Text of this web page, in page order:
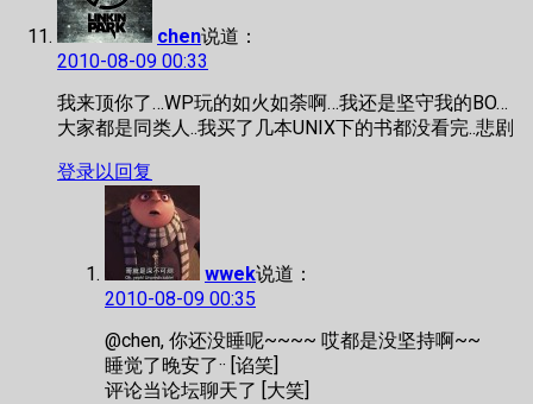
chen说道：
2010-08-09 00:33
我来顶你了…WP玩的如火如荼啊…我还是坚守我的BO…
大家都是同类人..我买了几本UNIX下的书都没看完..悲剧
登录以回复
wwek说道：
2010-08-09 00:35
@chen, 你还没睡呢~~~~ 哎都是没坚持啊~~
睡觉了晚安了·· [谄笑]
评论当论坛聊天了 [大笑]